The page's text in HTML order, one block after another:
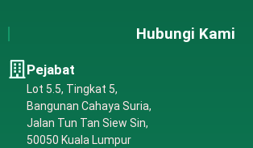
Hubungi Kami
Pejabat
Lot 5.5, Tingkat 5,
Bangunan Cahaya Suria,
Jalan Tun Tan Siew Sin,
50050 Kuala Lumpur